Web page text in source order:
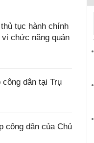
tục hành chính
chức năng quản
dân tại Trụ
công dân của Chủ